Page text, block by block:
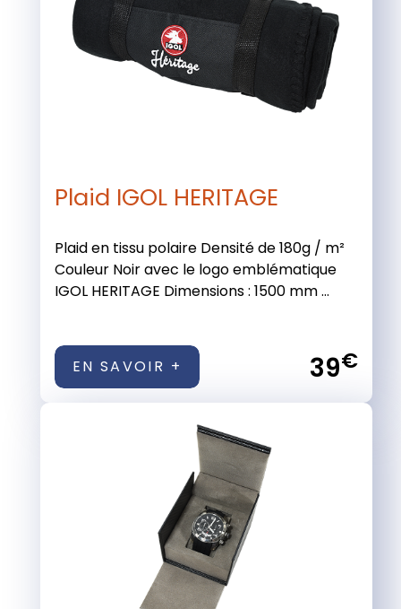
Plaid IGOL HERITAGE
Plaid en tissu polaire Densité de 180g / m²
Couleur Noir avec le logo emblématique
IGOL HERITAGE Dimensions : 1500 mm ...
EN SAVOIR + 39€